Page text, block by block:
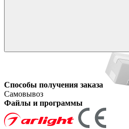
Способы получения заказа
Самовывоз
Файлы и программы